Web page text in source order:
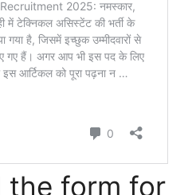
the form for